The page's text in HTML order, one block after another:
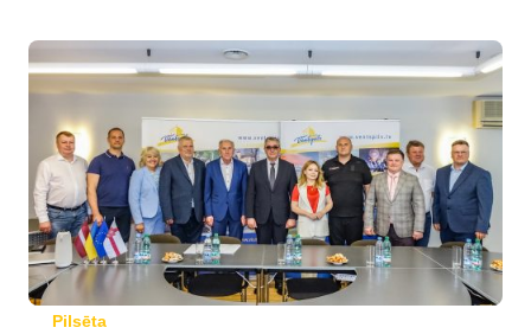
Pilsēta